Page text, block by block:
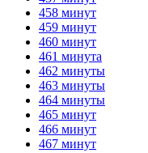
458 минут
459 минут
460 минут
461 минута
462 минуты
463 минуты
464 минуты
465 минут
466 минут
467 минут